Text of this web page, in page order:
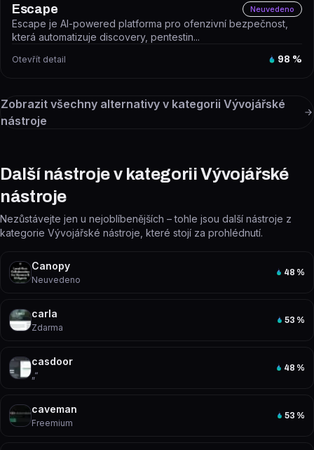
Escape Neuvedeno
Escape je AI-powered platforma pro ofenzivní bezpečnost,
která automatizuje discovery, pentestin...
Otevřít detail 98 %
Zobrazit všechny alternativy v kategorii Vývojářské
nástroje
Další nástroje v kategorii Vývojářské
nástroje
Nezůstávejte jen u nejoblíbenějších – tohle jsou další nástroje z
kategorie Vývojářské nástroje, které stojí za prohlédnutí.
Canopy
Neuvedeno
48 %
carla
Zdarma
53 %
casdoor
„“
48 %
caveman
Freemium
53 %